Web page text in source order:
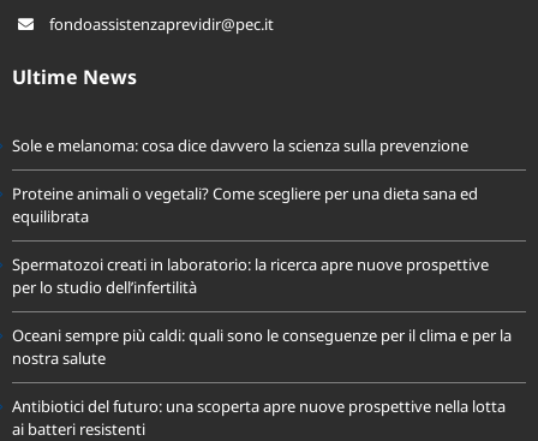
fondoassistenzaprevidir@pec.it
Ultime News
Sole e melanoma: cosa dice davvero la scienza sulla prevenzione
Proteine animali o vegetali? Come scegliere per una dieta sana ed
equilibrata
Spermatozoi creati in laboratorio: la ricerca apre nuove prospettive
per lo studio dell’infertilità
Oceani sempre più caldi: quali sono le conseguenze per il clima e per la
nostra salute
Antibiotici del futuro: una scoperta apre nuove prospettive nella lotta
ai batteri resistenti